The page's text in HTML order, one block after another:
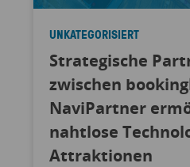
UNKATEGORISIERT
Strategische
zwischen
NaviPartner
nahtlose
Attraktionen